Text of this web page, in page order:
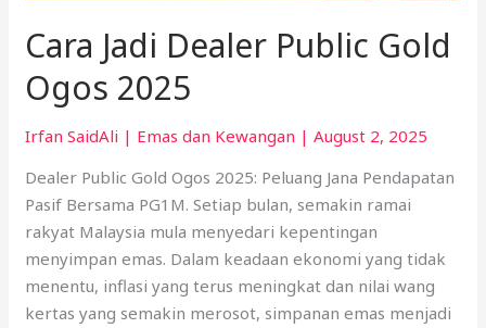
Cara Jadi Dealer Public Gold
Ogos 2025
Irfan SaidAli | Emas dan Kewangan |August 2, 2025
Dealer Public Gold Ogos 2025: Peluang Jana Pendapatan
Pasif Bersama PG1M. Setiap bulan, semakin ramai
rakyat Malaysia mula menyedari kepentingan
menyimpan emas. Dalam keadaan ekonomi yang tidak
menentu, inflasi yang terus meningkat dan nilai wang
kertas yang semakin merosot, simpanan emas menjadi